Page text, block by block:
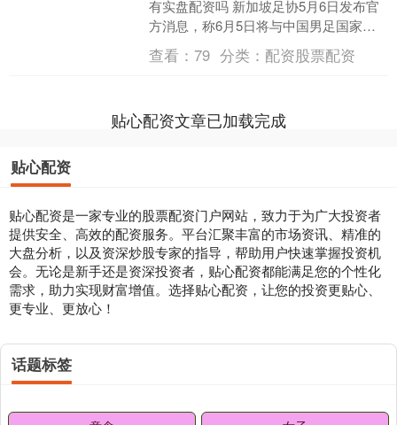
有实盘配资吗 新加坡足协5月6日发布官
方消息，称6月5日将与中国男足国家队
进行一场热身赛。这也与记者先前所披
露的国足将在6月迎....
查看：79 分类： 配资股票配资
贴心配资文章已加载完成
贴心配资
贴心配资是一家专业的股票配资门户网站，致力于为广大投资者
提供安全、高效的配资服务。平台汇聚丰富的市场资讯、精准的
大盘分析，以及资深炒股专家的指导，帮助用户快速掌握投资机
会。无论是新手还是资深投资者，贴心配资都能满足您的个性化
需求，助力实现财富增值。选择贴心配资，让您的投资更贴心、
更专业、更放心！
话题标签